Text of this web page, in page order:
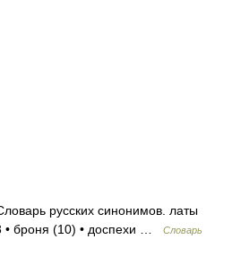
русских синонимов. латы
• броня (10) • доспехи …
Словарь